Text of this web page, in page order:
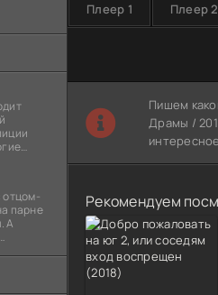
отцом-
парне
А
Плеер 1 Плеер 2
Пишем
Драмы /
Рекомендуем